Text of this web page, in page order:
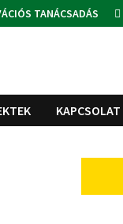
TANÁCSADÁS
KAPCSOLAT